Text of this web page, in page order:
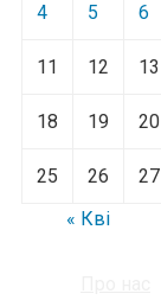
4 5 6
11 12 13
18 19 20
25 26 27
« Кві